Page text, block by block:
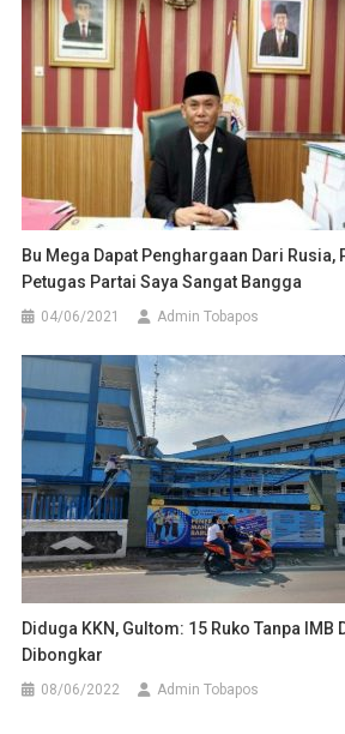
Bu Mega Dapat Penghargaan Dari Rusia,
Petugas Partai Saya Sangat Bangga
04/06/2021 Admin Tobapos
Diduga KKN, Gultom: 15 Ruko Tanpa IMB
Dibongkar
08/06/2022 Admin Tobapos